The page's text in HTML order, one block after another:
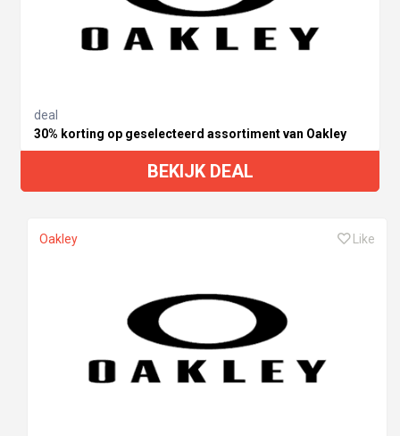
deal
30% korting op geselecteerd assortiment van Oakley
BEKIJK DEAL
Oakley Like